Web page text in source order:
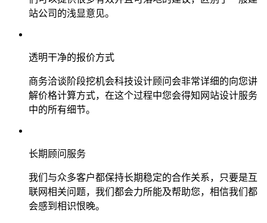
站公司的浅显意见。
透明干净的报价方式
商务洽谈阶段挖机会科技设计顾问会非常详细的向您讲
解价格计算方式，在这个过程中您会得知网站设计服务
中的所有细节。
长期顾问服务
我们与众多客户都保持长期稳定的合作关系，只要是互
联网相关问题，我们都会力所能及帮助您，相信我们都
会感到相识恨晚。